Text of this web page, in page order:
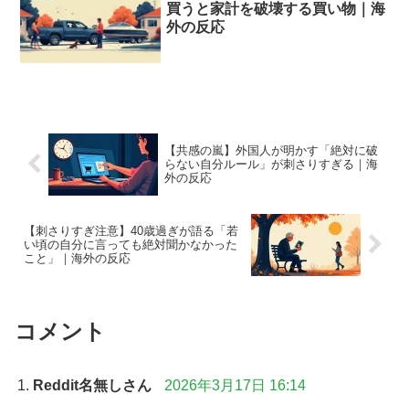
買うと家計を破壊する買い物｜海
外の反応
【共感の嵐】外国人が明かす「絶対に破
らない自分ルール」が刺さりすぎる｜海
外の反応
【刺さりすぎ注意】40歳過ぎが語る「若
い頃の自分に言っても絶対聞かなかった
こと」｜海外の反応
コメント
Reddit名無しさん
2026年3月17日 16:14